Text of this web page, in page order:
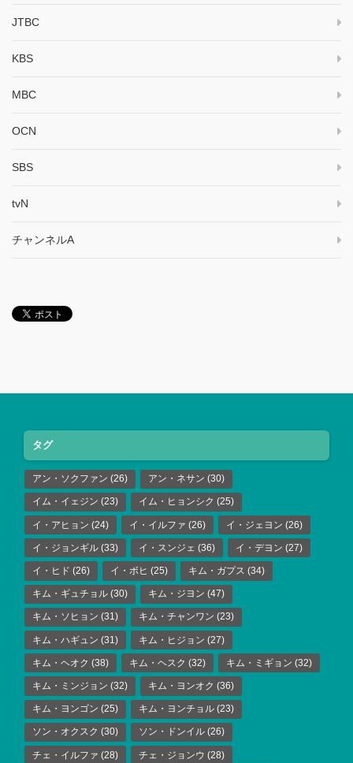
JTBC
KBS
MBC
OCN
SBS
tvN
チャンネルA
タグ
アン・ソクファン (26) アン・ネサン (30)
イム・イェジン (23) イム・ヒョンシク (25)
イ・アヒョン (24) イ・イルファ (26) イ・ジェヨン (26)
イ・ジョンギル (33) イ・スンジェ (36) イ・デヨン (27)
イ・ヒド (26) イ・ボヒ (25) キム・ガプス (34)
キム・ギュチョル (30) キム・ジヨン (47)
キム・ソヒョン (31) キム・チャンワン (23)
キム・ハギュン (31) キム・ヒジョン (27)
キム・ヘオク (38) キム・ヘスク (32) キム・ミギョン (32)
キム・ミンジョン (32) キム・ヨンオク (36)
キム・ヨンゴン (25) キム・ヨンチョル (23)
ソン・オクスク (30) ソン・ドンイル (26)
チェ・イルファ (28) チェ・ジョンウ (28)